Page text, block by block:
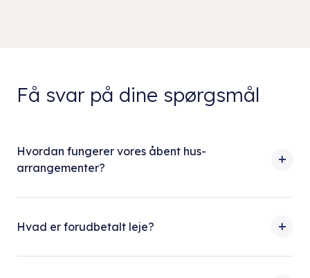
Få svar på dine spørgsmål
Hvordan fungerer vores åbent hus-
arrangementer?
Hvad er forudbetalt leje?